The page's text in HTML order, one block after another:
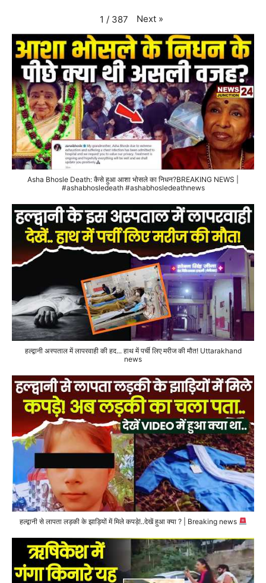
1 / 387 Next »
Asha Bhosle Death: कैसे हुआ आशा भोसले का निधन?BREAKING NEWS |
#ashabhosledeath #ashabhosledeathnews
हल्द्वानी अस्पताल में लापरवाही की हद... हाथ में पर्ची लिए मरीज की मौत! Uttarakhand
news
हल्द्वानी से लापता लड़की के झाड़ियों में मिले कपड़े!..देखें हुआ क्या ? | Breaking news